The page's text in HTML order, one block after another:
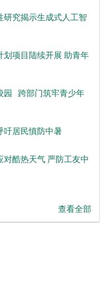
究揭示生成式人工智
项目陆续开展 助青年
园 跨部门筑牢青少年
居民慎防中暑
酷热天气 严防工友中
查看全部